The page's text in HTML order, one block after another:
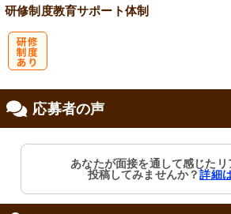
研修制度教育サポート体制
応募者の声
あなたが面接を通して感じたリ
投稿してみませんか？詳細